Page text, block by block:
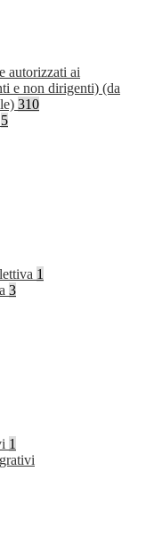
autorizzati ai
e non dirigenti) (da
310
5
1
3
1